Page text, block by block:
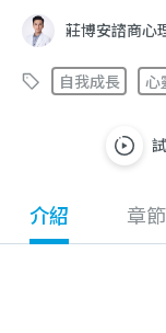
莊博安諮商心
自我成長 心
介紹 章節